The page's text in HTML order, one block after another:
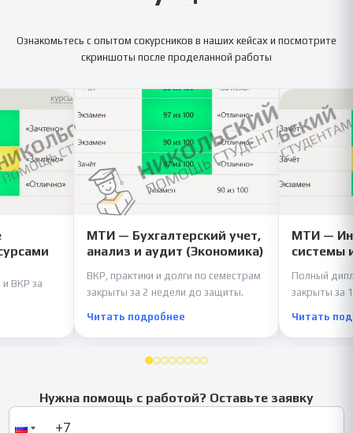
Ознакомьтесь с опытом сокурсников в наших кейсах и посмотрите
скриншоты после проделанной работы
и ВКР за
МТИ — Бухгалтерский учет,
анализ и аудит (Экономика)
ВКР, практики и долги по семестрам
закрыты за 2 недели до защиты.
Читать подробнее
МТИ —
системы
Полный
закрыты за
Читать
Нужна помощь с работой? Оставьте заявку